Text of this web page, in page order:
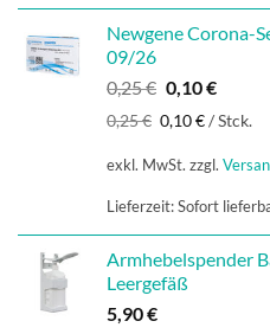
Newgene Corona-
09/26
0,25€
Preis
war:
0,25 €
0,10€
Preis
0,10 €.
0,25€ 0,10€/Stck.
exkl. MwSt. zzgl.
Lieferzeit:Sofort
Armhebelspender
Leergefäß
5,90€